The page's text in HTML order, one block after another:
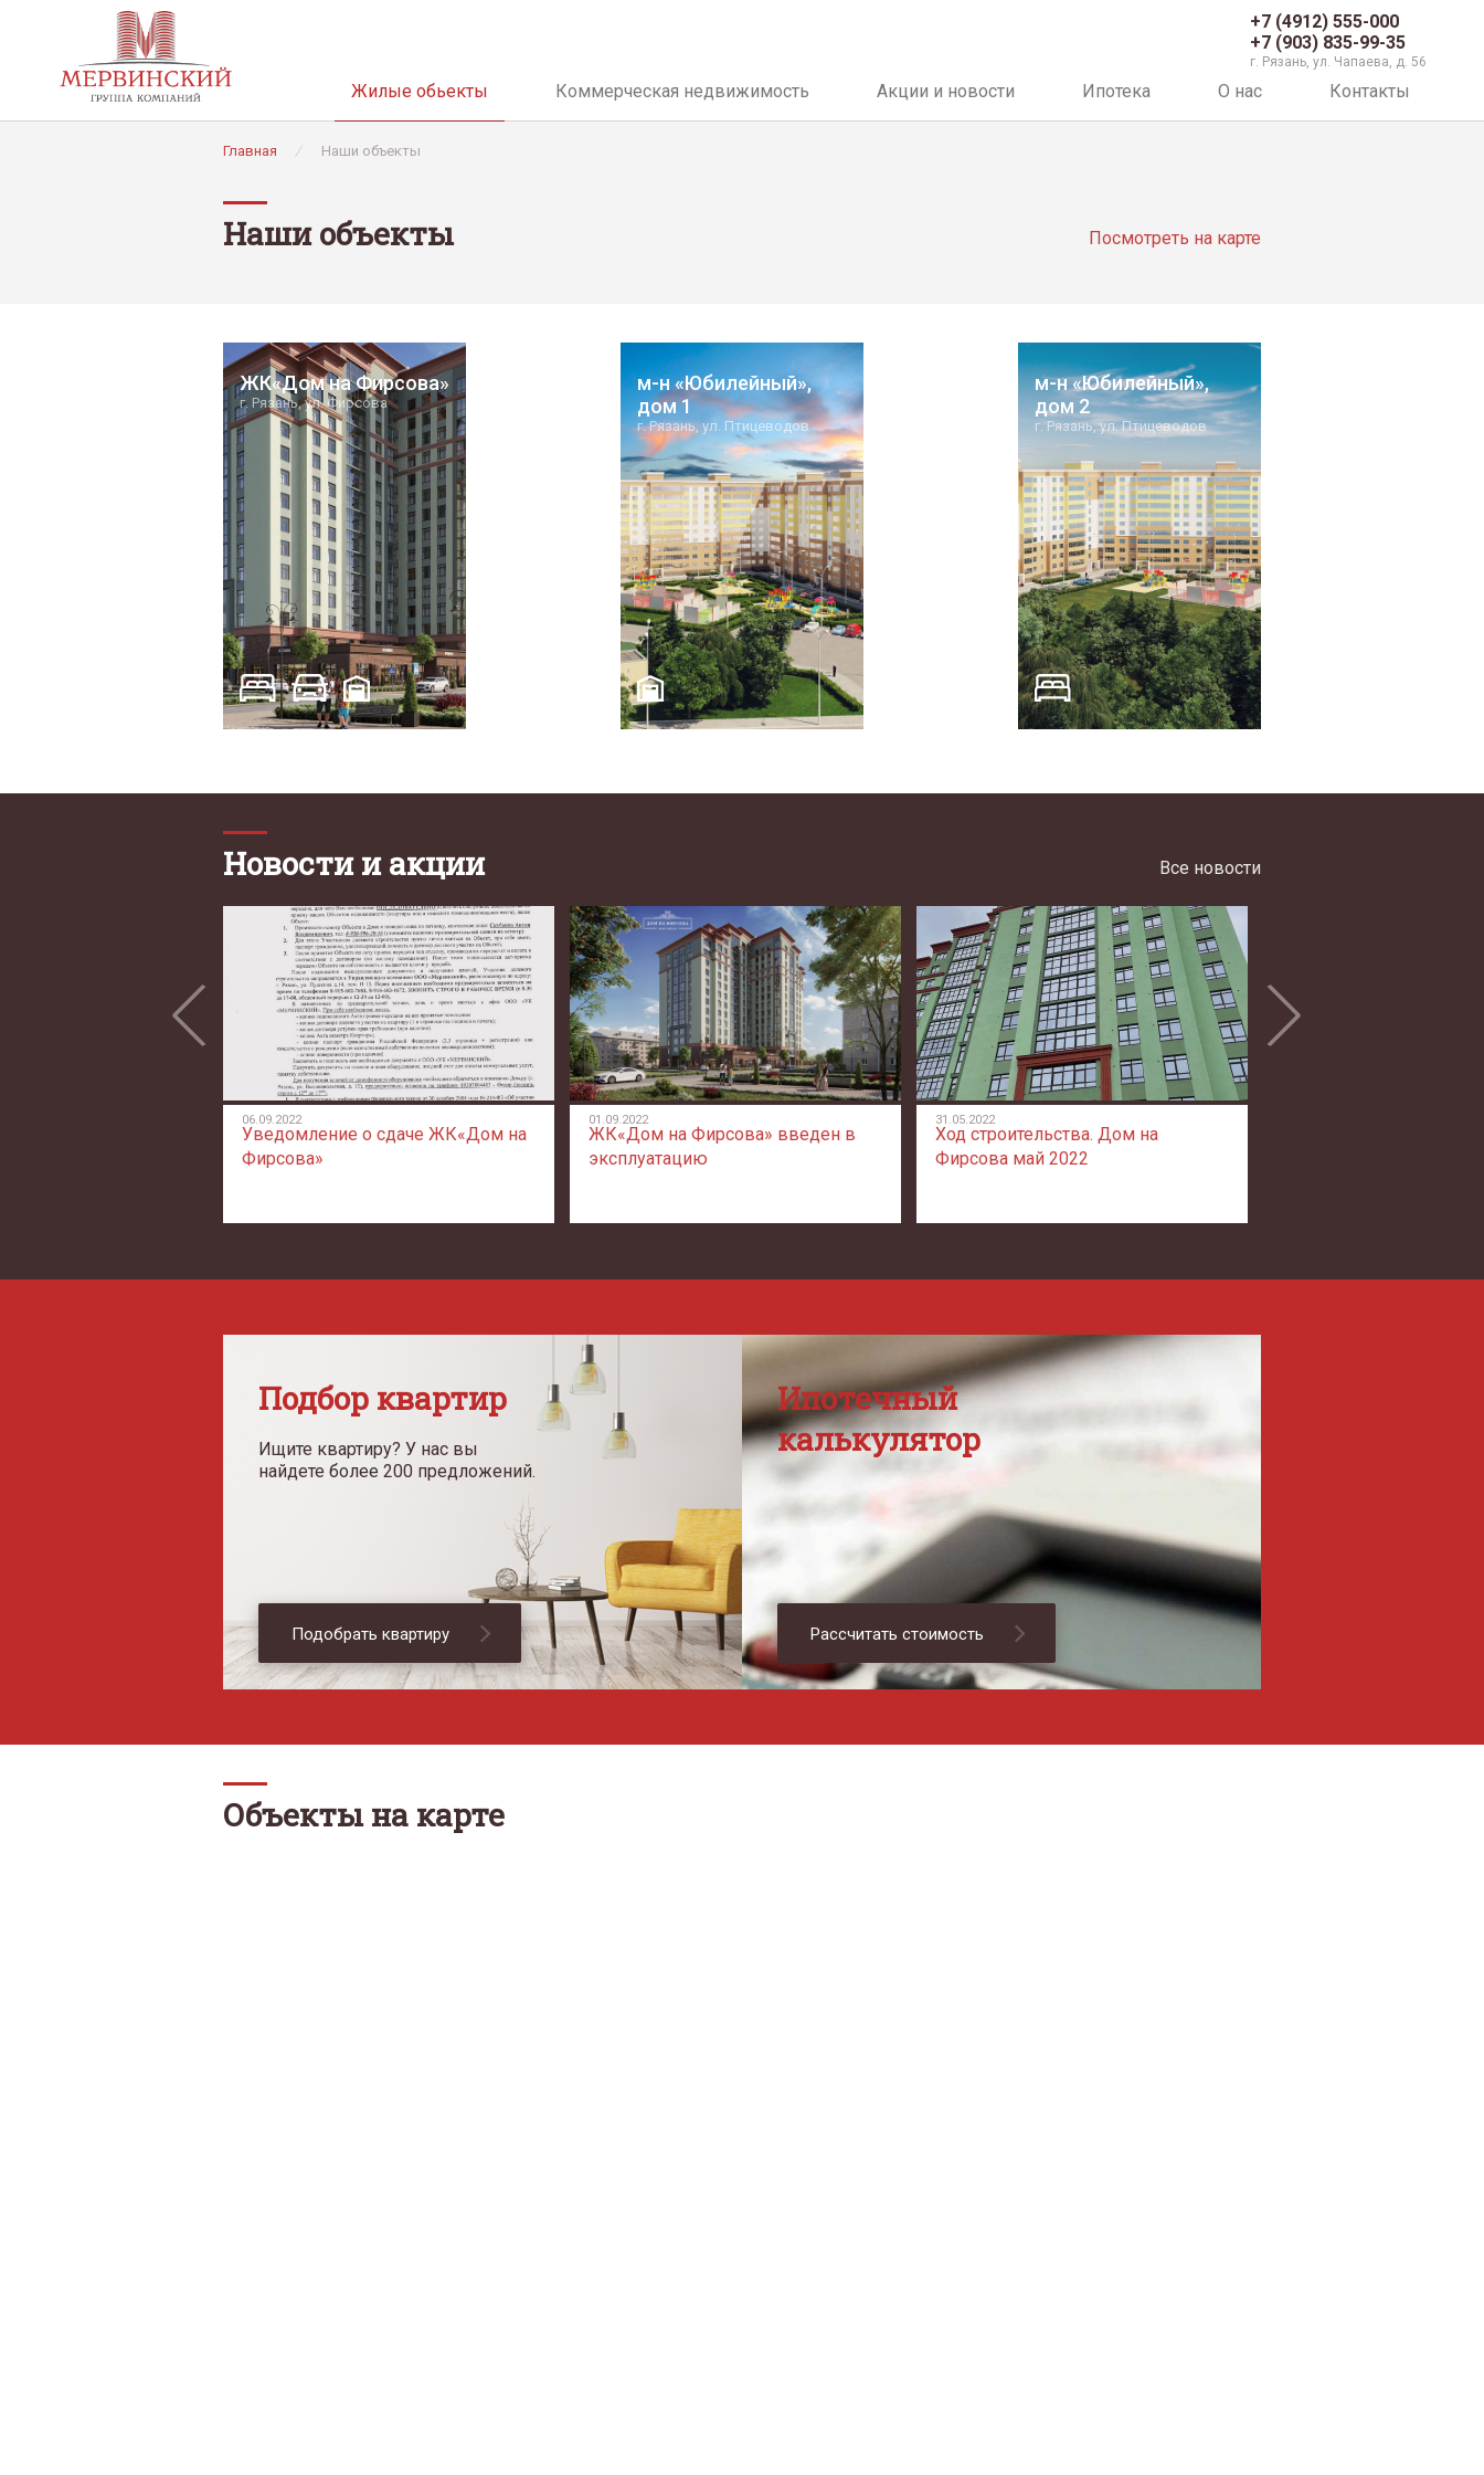
+7 (4912) 555-000
+7 (903) 835-99-35
г. Рязань, ул. Чапаева, д. 56
Жилые обьекты Коммерческая недвижимость Акции и новости Ипотека О нас Контакты
Главная / Наши объекты
Наши объекты Посмотреть на карте
ЖК«Дом на Фирсова»
г. Рязань, ул. Фирсова
м-н «Юбилейный»,
дом 1
г. Рязань, ул. Птицеводов
м-н «Юбилейный»,
дом 2
г. Рязань, ул. Птицеводов
Новости и акции Все новости
06.09.2022
Уведомление о сдаче ЖК«Дом на
Фирсова»
01.09.2022
ЖК«Дом на Фирсова» введен в
эксплуатацию
31.05.2022
Ход строительства. Дом на
Фирсова май 2022
Подбор квартир
Ищите квартиру? У нас вы
найдете более 200 предложений.
Подобрать квартиру
Ипотечный
калькулятор
Рассчитать стоимость
Объекты на карте